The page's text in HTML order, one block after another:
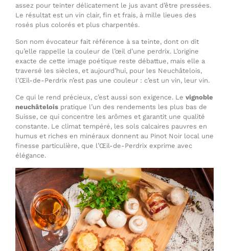
assez pour teinter délicatement le jus avant d’être pressées.
Le résultat est un vin clair, fin et frais, à mille lieues des
rosés plus colorés et plus charpentés.
Son nom évocateur fait référence à sa teinte, dont on dit
qu’elle rappelle la couleur de l’œil d’une perdrix. L’origine
exacte de cette image poétique reste débattue, mais elle a
traversé les siècles, et aujourd’hui, pour les Neuchâtelois,
l’Œil-de-Perdrix n’est pas une couleur : c’est un vin, leur vin.
Ce qui le rend précieux, c’est aussi son exigence. Le vignoble
neuchâtelois pratique l’un des rendements les plus bas de
Suisse, ce qui concentre les arômes et garantit une qualité
constante. Le climat tempéré, les sols calcaires pauvres en
humus et riches en minéraux donnent au Pinot Noir local une
finesse particulière, que l’Œil-de-Perdrix exprime avec
élégance.